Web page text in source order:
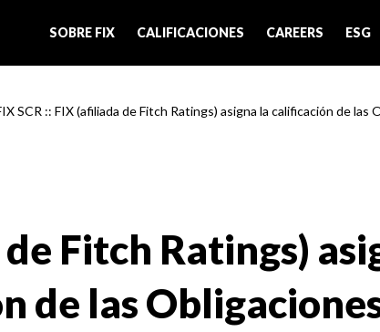
SOBRE FIX CALIFICACIONES CAREERS ESG
SCR :: FIX (afiliada de Fitch Ratings) asigna la calificación de las
Fitch Ratings)
de las